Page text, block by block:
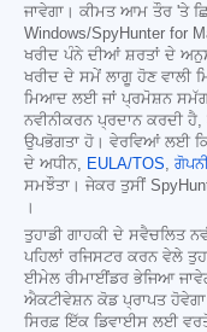
ਜਾਵੇਗਾ। ਕੀਮਤ ਆਮ ਤੌਰ 'ਤੇ
Windows/SpyHunter for
ਖਰੀਦ ਪੰਨੇ ਦੀਆਂ ਸ਼ਰਤਾਂ ਦੇ
ਖਰੀਦ ਦੇ ਸਮੇਂ ਲਾਗੂ ਹੋਣ ਵਾਲੀ
ਮਿਆਦ ਲਈ ਜਾਂ ਪ੍ਰਮੋਸ਼ਨ
ਨਵੀਨੀਕਰਨ ਪ੍ਰਦਾਨ ਕਰਦੀ
ਉਪਭੋਗਤਾ ਹੋ। ਵੇਰਵਿਆਂ ਲਈ
ਦੇ ਅਧੀਨ, EULA/TOS,
ਸਮਝੌਤਾ। ਜੇਕਰ ਤੁਸੀਂ
।
ਤੁਹਾਡੀ ਗਾਹਕੀ ਦੇ ਸਵੈਚਲਿਤ
ਪਹਿਲਾਂ ਰਜਿਸਟਰ ਕਰਨ ਵੇਲੇ
ਈਮੇਲ ਰੀਮਾਈਂਡਰ ਭੇਜਿਆ
ਐਕਟੀਵੇਸ਼ਨ ਕੋਡ ਪ੍ਰਾਪਤ
ਸਿਰਫ਼ ਇੱਕ ਡਿਵਾਈਸ ਲਈ